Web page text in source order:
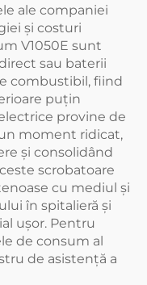
ale companiei
și costuri
V1050E sunt
sau baterii
combustibil, fiind
puțin
provine de
moment ridicat,
și consolidând
scrobatoare
cu mediul și
în spitalieră și
ușor. Pentru
de consum al
de asistență a